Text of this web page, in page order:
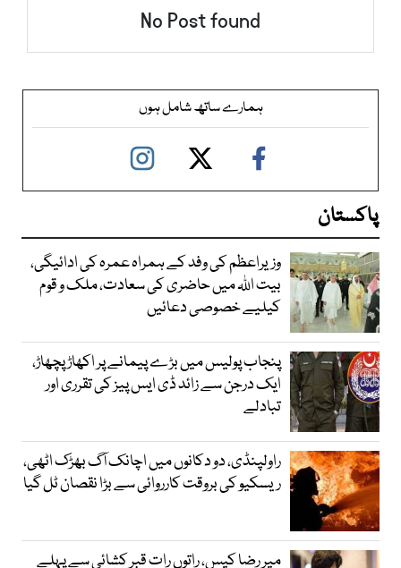
No Post found
ہمارے ساتھ شامل ہوں
پاکستان
وزیراعظم کی وفد کے ہمراہ عمرہ کی ادائیگی،
بیت اللہ میں حاضری کی سعادت، ملک و قوم
کیلیے خصوصی دعائیں
پنجاب پولیس میں بڑے پیمانے پر اکھاڑ پچھاڑ،
ایک درجن سے زائد ڈی ایس پیز کی تقرری اور
تبادلے
راولپنڈی، دو دکانوں میں اچانک آگ بھڑک اٹھی،
ریسکیو کی بروقت کارروائی سے بڑا نقصان ٹل گیا
میر رضا کیس، راتوں رات قبر کشائی سے پہلے